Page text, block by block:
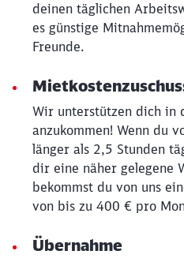
deinen täglichen
es günstige
Freunde.
Wir unterstützen dich in
anzukommen! Wenn du
länger als 2,5 Stunden
dir eine näher gelegene
bekommst du von uns
von bis zu 400 € pro
Übernahme
Abbrechen